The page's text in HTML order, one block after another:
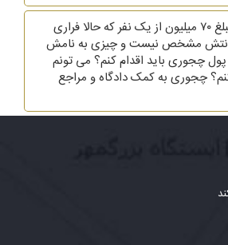
یک سفته دارم به مبلغ ۷۰ میلیون از یک نفر که حالا فراری
مشخص نیست و چیزی به نامش
چجوری باید اقدام کنم؟ می تونم
چجوری به کمک دادگاه و مراجع